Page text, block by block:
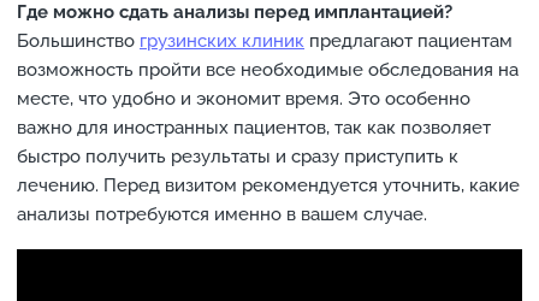
Где можно сдать анализы перед имплантацией?
Большинство грузинских клиник предлагают пациентам
возможность пройти все необходимые обследования на
месте, что удобно и экономит время. Это особенно
важно для иностранных пациентов, так как позволяет
быстро получить результаты и сразу приступить к
лечению. Перед визитом рекомендуется уточнить, какие
анализы потребуются именно в вашем случае.